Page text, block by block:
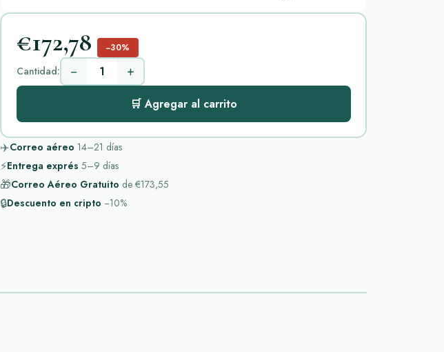
€172,78 −30%
Cantidad: − +
🛒 Agregar al carrito
✈️Correo aéreo 14–21 días
⚡Entrega exprés 5–9 días
🎁Correo Aéreo Gratuito de €173,55
🔒Descuento en cripto −10%